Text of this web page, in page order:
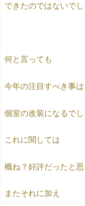
できたのではないで
何と言っても
今年の注目すべき事は
個室の改装になるで
これに関しては
概ね？好評だったと思
またそれに加え